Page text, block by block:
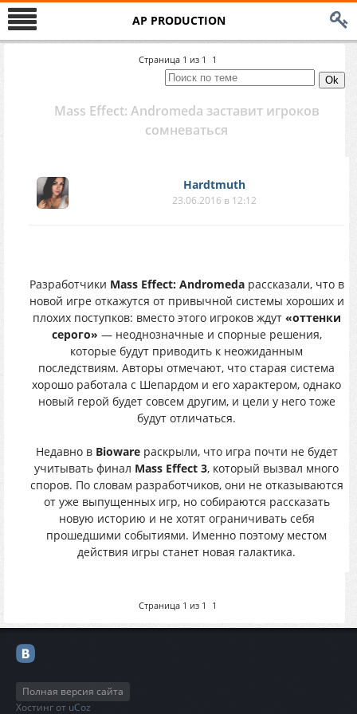
AP PRODUCTION
Страница 1 из 1 1
Mass Effect: Andromeda заставит игроков
сомневаться
Hardtmuth
23.06.2016 в 12:12
Разработчики Mass Effect: Andromedaрассказали, что в
новой игре откажутся от привычной системы хороших и
плохих поступков: вместо этого игроков ждут «оттенки
серого» — неоднозначные и спорные решения,
которые будут приводить к неожиданным
последствиям. Авторы отмечают, что старая система
хорошо работала с Шепардом и его характером, однако
новый герой будет совсем другим, и цели у него тоже
будут отличаться.
Недавно в Biowareраскрыли, что игра почти не будет
учитывать финал Mass Effect 3, который вызвал много
споров. По словам разработчиков, они не отказываются
от уже выпущенных игр, но собираются рассказать
новую историю и не хотят ограничивать себя
прошедшими событиями. Именно поэтому местом
действия игры станет новая галактика.
Страница 1 из 1 1
Полная версия сайта
Хостинг от uCoz